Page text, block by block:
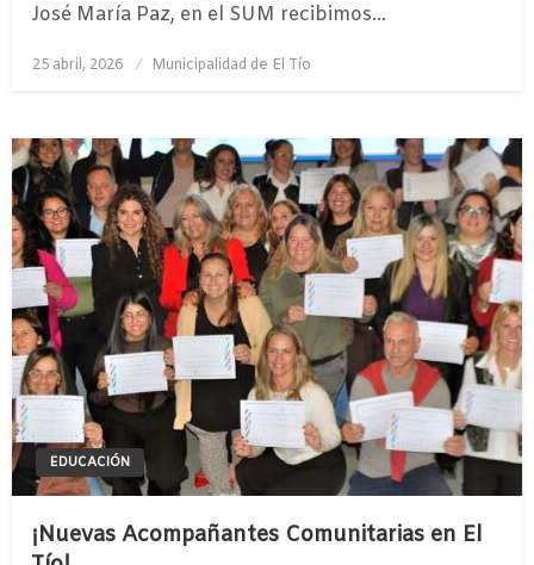
José María Paz, en el SUM recibimos…
Publicado
25 abril, 2026 Municipalidad de El Tío
EDUCACIÓN
¡Nuevas Acompañantes Comunitarias en El